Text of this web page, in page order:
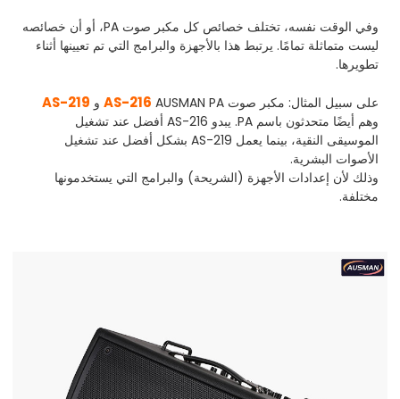
وفي الوقت نفسه، تختلف خصائص كل مكبر صوت PA، أو أن خصائصه
ليست متماثلة تمامًا. يرتبط هذا بالأجهزة والبرامج التي تم تعيينها أثناء
تطويرها.
على سبيل المثال: مكبر صوت AUSMAN PA AS-216 و AS-219
وهم أيضًا متحدثون باسم PA. يبدو AS-216 أفضل عند تشغيل
الموسيقى النقية، بينما يعمل AS-219 بشكل أفضل عند تشغيل
الأصوات البشرية.
وذلك لأن إعدادات الأجهزة (الشريحة) والبرامج التي يستخدمونها
مختلفة.